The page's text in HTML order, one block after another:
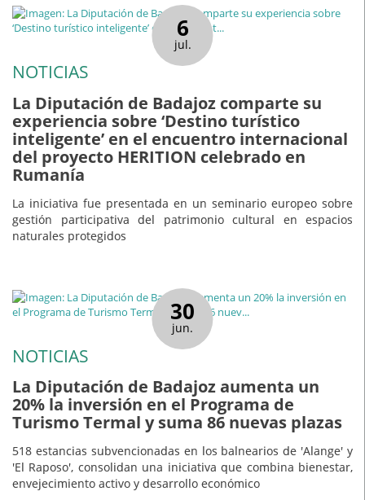
6
jul.
NOTICIAS
La Diputación de Badajoz comparte su
experiencia sobre ‘Destino turístico
inteligente’ en el encuentro internacional
del proyecto HERITION celebrado en
Rumanía
La iniciativa fue presentada en un seminario europeo sobre
gestión participativa del patrimonio cultural en espacios
naturales protegidos
30
jun.
NOTICIAS
La Diputación de Badajoz aumenta un
20% la inversión en el Programa de
Turismo Termal y suma 86 nuevas plazas
518 estancias subvencionadas en los balnearios de 'Alange' y
'El Raposo', consolidan una iniciativa que combina bienestar,
envejecimiento activo y desarrollo económico